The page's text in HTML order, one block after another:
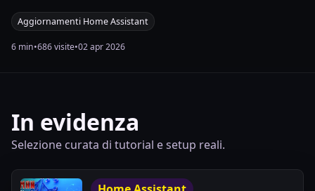
Dropbox.
Aggiornamenti Home Assistant
6 min•686 visite•02 apr 2026
In evidenza
Selezione curata di tutorial e setup reali.